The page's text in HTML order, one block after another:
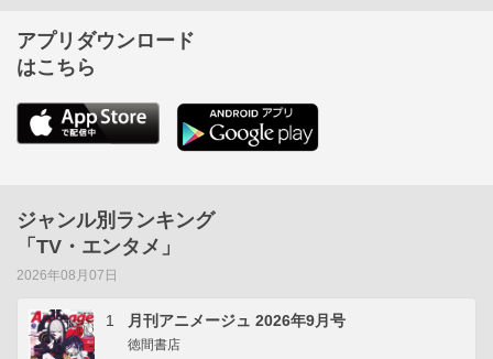
アプリダウンロード
はこちら
ジャンル別ランキング
「TV・エンタメ」
2026年08月07日
1 月刊アニメージュ 2026年9月号
徳間書店